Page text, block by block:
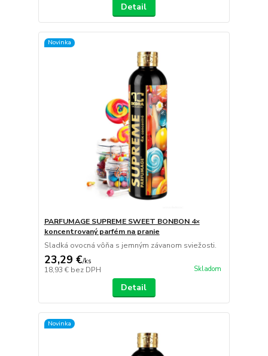
Detail
Novinka
PARFUMAGE SUPREME SWEET BONBON 4×
koncentrovaný parfém na pranie
Sladká ovocná vôňa s jemným závanom sviežosti.
23,29 €/ks
18,93 € bez DPH Skladom
Detail
Novinka